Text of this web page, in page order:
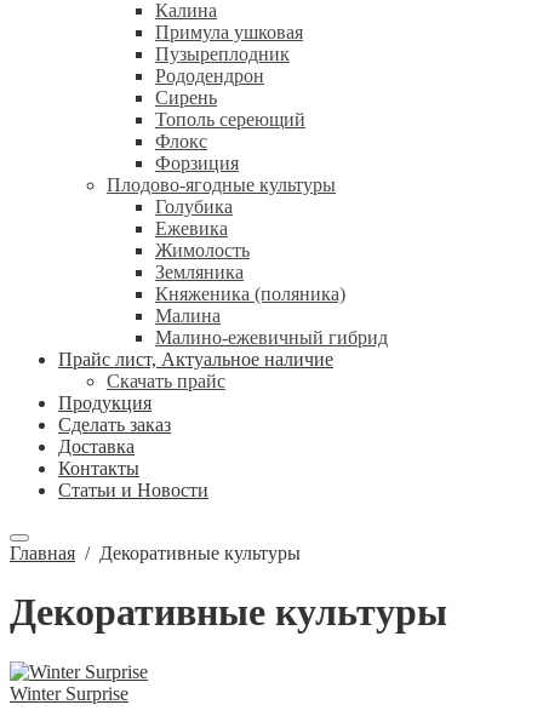
Калина
Примула ушковая
Пузыреплодник
Рододендрон
Сирень
Тополь сереющий
Флокс
Форзиция
Плодово-ягодные культуры
Голубика
Ежевика
Жимолость
Земляника
Княженика (поляника)
Малина
Малино-ежевичный гибрид
Прайс лист, Актуальное наличие
Скачать прайс
Продукция
Сделать заказ
Доставка
Контакты
Статьи и Новости
Главная / Декоративные культуры
Декоративные культуры
Winter Surprise